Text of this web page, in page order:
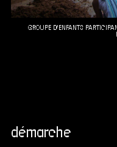
GROUPE D'ENFANTS
démarche